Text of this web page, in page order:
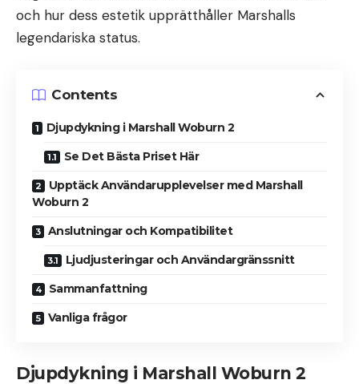
och hur dess estetik upprätthåller Marshalls
legendariska status.
Contents
Djupdykning i Marshall Woburn 2
Se Det Bästa Priset Här
Upptäck Användarupplevelser med Marshall
Woburn 2
Anslutningar och Kompatibilitet
Ljudjusteringar och Användargränssnitt
Sammanfattning
Vanliga frågor
Djupdykning i Marshall Woburn 2